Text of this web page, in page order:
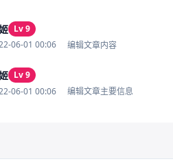
Lv 9
06-01 00:06
编辑文章内容
Lv 9
06-01 00:06
编辑文章主要信息